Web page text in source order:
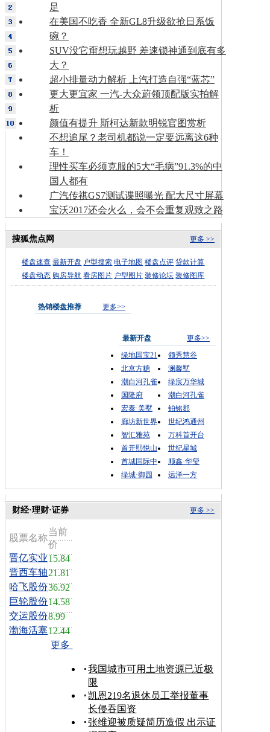
足
在美国不吃香 全新GL8升级欲抢日系饭
碗？
SUV没它甭想玩越野 差速锁神通到底有多
大？
超小排量动力解析 上汽打造自强“蓝芯”
更大更宜家 一汽-大众蔚领顶配版实拍解
析
颜值有提升 斯柯达新款明锐官图赏析
不想追尾？老司机都说一定要远离这6种
车！
理性买车必须克服的5大“毛病”91.3%的中
国人都有
广汽传祺GS7测试谍照曝光 配大尺寸屏幕
宝沃2017还会火么，会不会重复观致之路
更多 >>
搜狐焦点网
楼盘速查 最新开盘 户型搜索 电子地图 楼盘点评 贷款计算
楼盘动态 购房导航 看房图片 户型图片 装修论坛 装修图库
热销楼盘推荐 更多>>
最新开盘
更多>>
绿地国宝21
领秀慧谷
北京方糖
澜馨墅
潮白河孔雀
绿宸万华城
国隆府
潮白河孔雀
宏泰·美墅
铂铭郡
廊坊新世界
世纪鸿通州
智汇雅苑
万科首开台
首开熙悦山
世纪星城
首城国际中
顺鑫·华玺
绿城·御园
远洋一方
更多 >>
财经·理财·证券
股票名称
当前
价
晋亿实业15.84
晋西车轴21.81
哈飞股份36.92
巨轮股份14.58
交运股份8.99
渤海活塞12.44
更多
我国城市可用土地资源已近极
限
凯恩219名退休员工举报董事
长侵吞国资
张维迎被质疑简历造假 出示证